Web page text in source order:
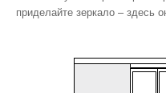
приделайте зеркало – здесь